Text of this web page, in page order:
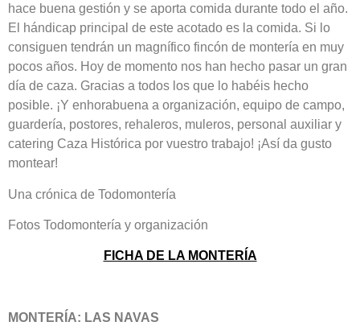
hace buena gestión y se aporta comida durante todo el año.
El hándicap principal de este acotado es la comida. Si lo
consiguen tendrán un magnífico fincón de montería en muy
pocos años. Hoy de momento nos han hecho pasar un gran
día de caza. Gracias a todos los que lo habéis hecho
posible. ¡Y enhorabuena a organización, equipo de campo,
guardería, postores, rehaleros, muleros, personal auxiliar y
catering Caza Histórica por vuestro trabajo! ¡Así da gusto
montear!
Una crónica de Todomontería
Fotos Todomontería y organización
FICHA DE LA MONTERÍA
MONTERÍA: LAS NAVAS